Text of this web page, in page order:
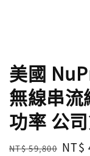
美國
無線串
功率 公
Regular
NT$ 59,800 Sale
NT$